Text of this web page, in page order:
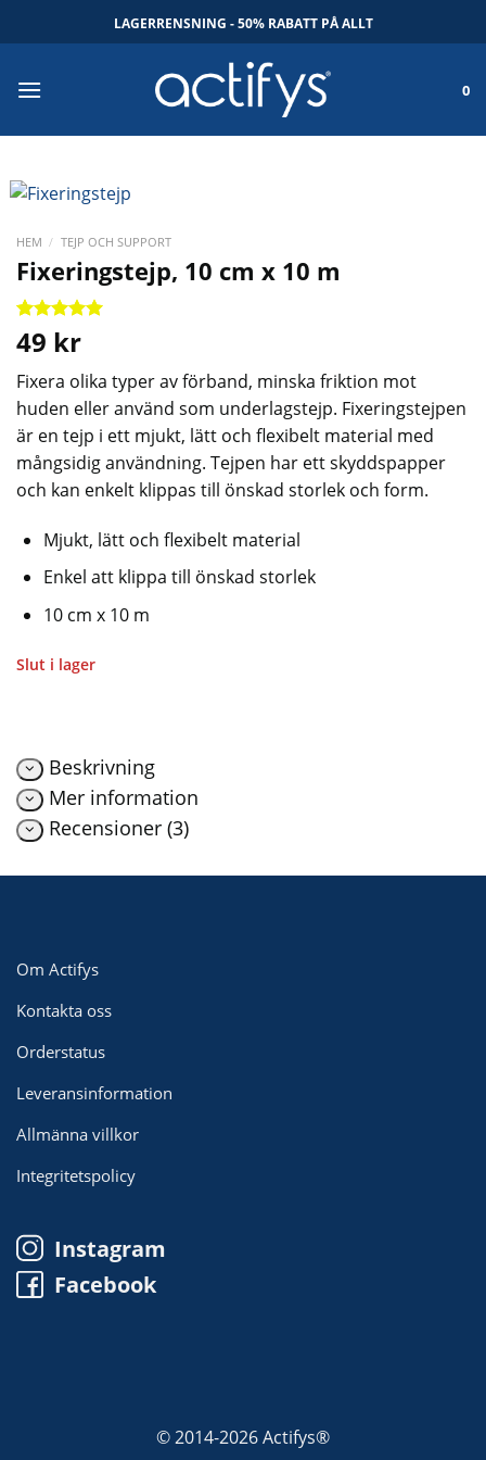
to
LAGERRENSNING - 50% RABATT PÅ ALLT
0
HEM / TEJP OCH SUPPORT
Fixeringstejp, 10 cm x 10 m
Betygsatt
av 5
3
kundrecensioner
49 kr
Fixera olika typer av förband, minska friktion mot
huden eller använd som underlagstejp. Fixeringstejpen
är en tejp i ett mjukt, lätt och flexibelt material med
mångsidig användning. Tejpen har ett skyddspapper
och kan enkelt klippas till önskad storlek och form.
Mjukt, lätt och flexibelt material
Enkel att klippa till önskad storlek
10 cm x 10 m
Slut i lager
Beskrivning
Mer information
Recensioner (3)
Om Actifys
Kontakta oss
Orderstatus
Leveransinformation
Allmänna villkor
Integritetspolicy
Instagram
Facebook
© 2014-2026 Actifys®